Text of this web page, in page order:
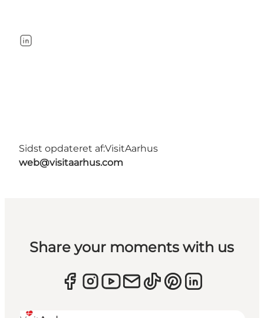
LinkedIn
Sidst opdateret af:VisitAarhus
web@visitaarhus.com
Share your moments with us